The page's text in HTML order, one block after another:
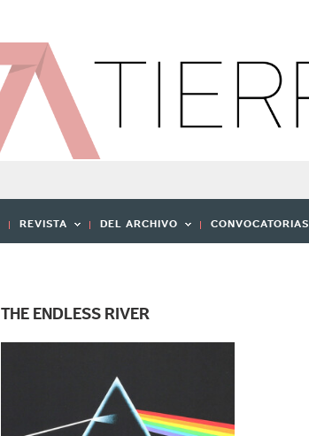
REVISTA DEL ARCHIVO CONVOCATORIAS
THE ENDLESS RIVER